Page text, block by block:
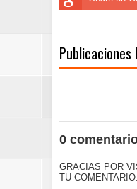
Publicaciones
0
GRACIAS POR
TU COMENTARIO.